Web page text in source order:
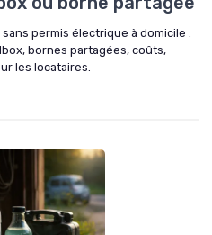
permis électrique à domicile :
bornes partagées, coûts,
les locataires.